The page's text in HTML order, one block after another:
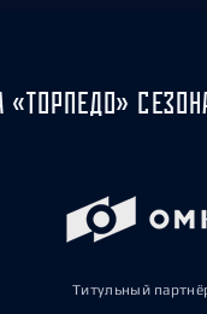
Титульный